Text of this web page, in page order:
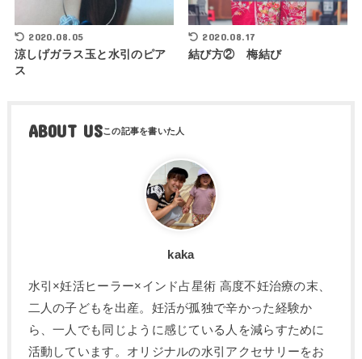
2020.08.05
涼しげガラス玉と水引のピア
ス
2020.08.17
結び方② 梅結び
ABOUT US
kaka
水引×妊活ヒーラー×インド占星術 高度不妊治療の末、
二人の子どもを出産。妊活が孤独で辛かった経験か
ら、一人でも同じように感じている人を減らすために
活動しています。オリジナルの水引アクセサリーをお